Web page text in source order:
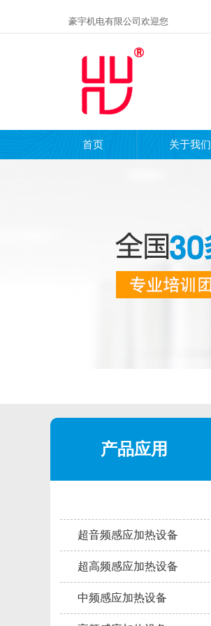
豪宇机电有限公司欢迎您
首页 关于我们
产品应用
超音频感应加热设备
超高频感应加热设备
中频感应加热设备